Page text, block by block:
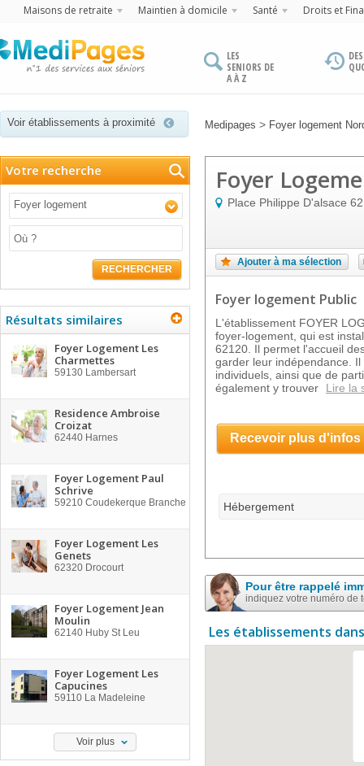
Maisons de retraite Maintien à domicile Santé Droits et
LES
SENIORS DE
A À Z
Voir établissements à proximité Medipages > Foyer logement
Votre recherche
Foyer logement
RECHERCHER
Résultats similaires
Foyer Logement Les
Charmettes
59130 Lambersart
Residence Ambroise
Croizat
62440 Harnes
Foyer Logement Paul
Schrive
59210 Coudekerque Branche
Foyer Logement Les
Genets
62320 Drocourt
Foyer Logement Jean
Moulin
62140 Huby St Leu
Foyer Logement Les
Capucines
59110 La Madeleine
Voir plus
Foyer
Place Philippe D'alsace
Ajouter à ma sélection
Foyer logement Public
L'établissement FOYER
foyer-logement, qui est
62120. Il permet l'accueil
garder leur indépendance.
individuels, ainsi que de
également y trouver
Lire la
Recevoir plus d'infos
Hébergement
Pour être rappelé
indiquez votre numéro de
Les établissements